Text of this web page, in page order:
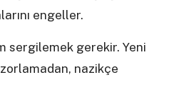
engeller.
sergilemek gerekir. Yeni
nazikçe